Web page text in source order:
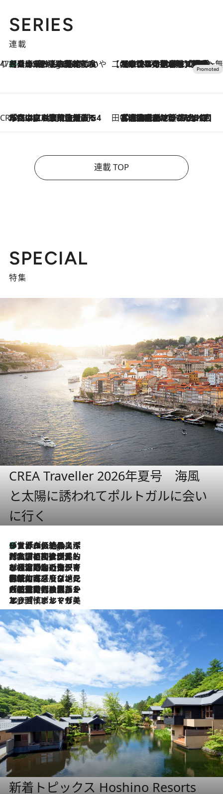
SERIES
連載
47都道府県の手みやげ ひんやりスイーツで夏を満喫
8 Hours Ago
【兵庫県】この夏絶対食べたい 冷やしておいしいおやつ3選 淡路島の恵みをジェラートに集約 【CREA×星野リゾート】唯一無二。癒しと発見が待つ場所へ
2026.8.7
【トンボの足水浴】ヒノキの香りに包まれて涼感マックス！約13℃の湧水かけ流しを避暑地「星野温泉 トンボの湯」で体験
CREA'S CHOICE
2026.8.7
「立川にも歌舞伎があるんだよ」 片岡仁左衛門・市川中車ら豪華座組みで4年目の立川立飛歌舞伎へ 田中稲の勝手に再ブーム
2026.8.7
「湘南乃風に憧れて」観客大盛上がりの“タオル回し”に、ラッパー顔負けの高速歌唱まで…さだまさし（74）のアグレッシブすぎる現在地
連載 TOP
SPECIAL
特集
CREA Traveller 2026年夏号 海風
と太陽に誘われてポルトガルに会い
に行く
8 Hours Ago
リスボンの絶品スイーツ「パステル・デ・ナタ」とは？ポルトガル伝統の奥深い世界へ
2026.7.27
「私の祖国はポルトガル語です」国民的詩人フェルナンド・ペソアと、彼が愛した文学の街を歩く
2026.7.26
ポルトガル近海が育む極上の海の幸。キリリと冷えた白ワインと愉しむ、シーフード専門店の贅沢
2026.7.22
伝統の味をモダンに昇華。高感度な地元客が集う、リスボンの最旬ガストロノミー
2026.7.21
大航海時代の栄華から、震災、独裁、そして革命へ。ポルトガル・首都リスボンの石畳に刻まれた「歴史の光と影」
2026.7.13
エッセイ・ヤマザキマリ「慎ましくも美しき国 ポルトガル」
新着トピックス Hoshino Resorts